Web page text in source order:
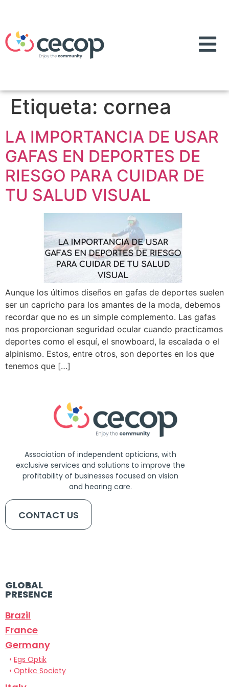
Etiqueta: cornea
LA IMPORTANCIA DE USAR
GAFAS EN DEPORTES DE
RIESGO PARA CUIDAR DE
TU SALUD VISUAL
Aunque los últimos diseños en gafas de deportes suelen
ser un capricho para los amantes de la moda, debemos
recordar que no es un simple complemento. Las gafas
nos proporcionan seguridad ocular cuando practicamos
deportes como el esquí, el snowboard, la escalada o el
alpinismo. Estos, entre otros, son deportes en los que
tenemos que […]
Association of independent opticians, with
exclusive services and solutions to improve the
profitability of businesses focused on vision
and hearing care.
CONTACT US
GLOBAL
PRESENCE
Brazil
France
Germany
• Egs Optik
• Optikc Society